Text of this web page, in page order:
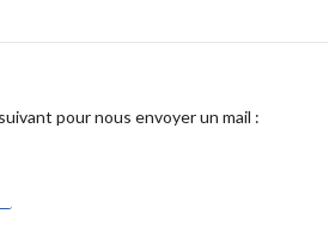
pour nous envoyer un mail :